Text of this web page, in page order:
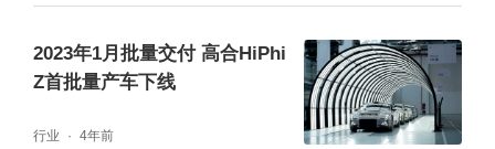
个个节点，将车，路，城真正连接起来，实现
数据和能源的自由流动，从而让人和世界更紧
密地联系在一起，也让智能汽车拥有更大的能
力。
2023年1月批量交付 高合HiPhi
Z首批量产车下线
行业 4年前